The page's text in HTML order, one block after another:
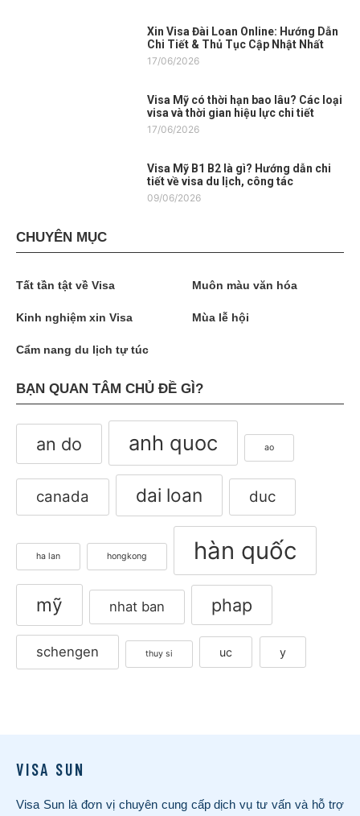
Xin Visa Đài Loan Online: Hướng Dẫn
Chi Tiết & Thủ Tục Cập Nhật Nhất
17/06/2026
Visa Mỹ có thời hạn bao lâu? Các loại
visa và thời gian hiệu lực chi tiết
17/06/2026
Visa Mỹ B1 B2 là gì? Hướng dẫn chi
tiết về visa du lịch, công tác
09/06/2026
CHUYÊN MỤC
Tất tần tật về Visa Muôn màu văn hóa
Kinh nghiệm xin Visa Mùa lễ hội
Cẩm nang du lịch tự túc
BẠN QUAN TÂM CHỦ ĐỀ GÌ?
an do anh quoc ao
canada dai loan duc
ha lan hongkong hàn quốc
mỹ nhat ban phap
schengen thuy si uc y
VISA SUN
Visa Sun là đơn vị chuyên cung cấp dịch vụ tư vấn và hỗ trợ